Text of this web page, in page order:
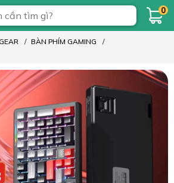
0
BÀN PHÍM GAMING